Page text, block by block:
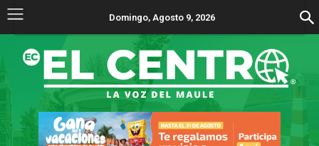
Domingo, Agosto 9, 2026